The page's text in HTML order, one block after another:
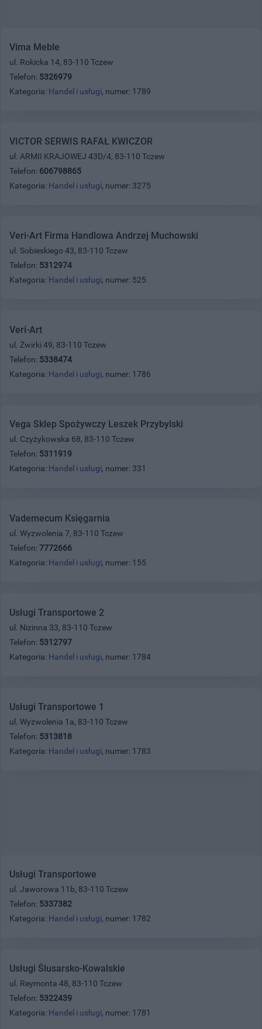
Vima Meble
ul. Rokicka 14, 83-110 Tczew
Telefon: 5326979
Kategoria: Handel i usługi, numer: 1789
VICTOR SERWIS RAFAŁ KWICZOR
ul. ARMII KRAJOWEJ 43D/4, 83-110 Tczew
Telefon: 606798865
Kategoria: Handel i usługi, numer: 3275
Veri-Art Firma Handlowa Andrzej Muchowski
ul. Sobieskiego 43, 83-110 Tczew
Telefon: 5312974
Kategoria: Handel i usługi, numer: 525
Veri-Art
ul. Żwirki 49, 83-110 Tczew
Telefon: 5338474
Kategoria: Handel i usługi, numer: 1786
Vega Sklep Spożywczy Leszek Przybylski
ul. Czyżykowska 68, 83-110 Tczew
Telefon: 5311919
Kategoria: Handel i usługi, numer: 331
Vademecum Księgarnia
ul. Wyzwolenia 7, 83-110 Tczew
Telefon: 7772666
Kategoria: Handel i usługi, numer: 155
Usługi Transportowe 2
ul. Nizinna 33, 83-110 Tczew
Telefon: 5312797
Kategoria: Handel i usługi, numer: 1784
Usługi Transportowe 1
ul. Wyzwolenia 1a, 83-110 Tczew
Telefon: 5313818
Kategoria: Handel i usługi, numer: 1783
Usługi Transportowe
ul. Jaworowa 11b, 83-110 Tczew
Telefon: 5337382
Kategoria: Handel i usługi, numer: 1782
Usługi Ślusarsko-Kowalskie
ul. Reymonta 48, 83-110 Tczew
Telefon: 5322439
Kategoria: Handel i usługi, numer: 1781